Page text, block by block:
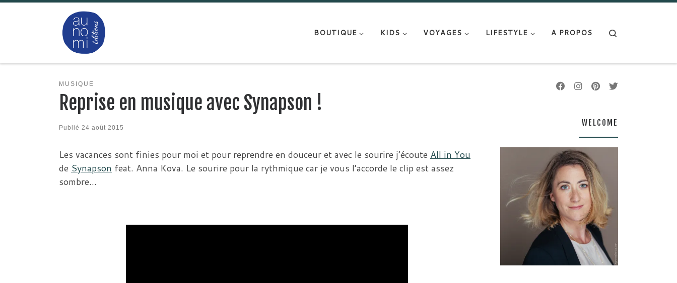
Passer au contenu
BOUTIQUE
KIDS VOYAGES LIFESTYLE A PROPOS
MUSIQUE
Reprise en musique avec Synapson !
Publié 24 août 2015
Les vacances sont finies pour moi et pour reprendre en douceur et avec le sourire j’écoute All in You
de Synapson feat. Anna Kova. Le sourire pour la rythmique car je vous l’accorde le clip est assez
sombre…
WELCOME